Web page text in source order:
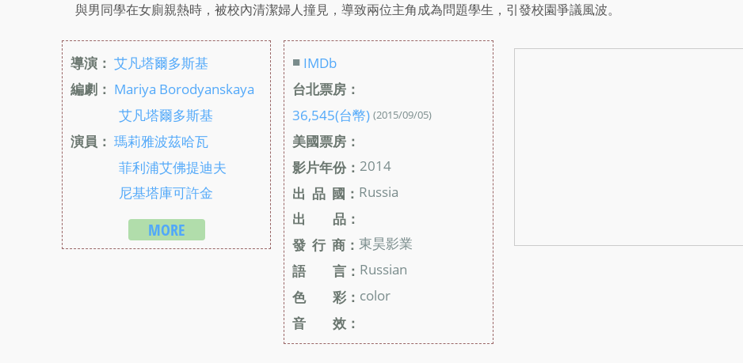
與男同學在女廁親熱時，被校內清潔婦人撞見，導致兩位主角成為問題學生，引發校園爭議風波。
導演： 艾凡塔爾多斯基
編劇： Mariya Borodyanskaya
艾凡塔爾多斯基
演員： 瑪莉雅波茲哈瓦
菲利浦艾佛提迪夫
尼基塔庫可許金
MORE
■ IMDb
台北票房：
36,545(台幣) (2015/09/05)
美國票房：
影片年份： 2014
出 品 國： Russia
出 品：
發 行 商：東昊影業
語 言： Russian
色 彩： color
音 效：